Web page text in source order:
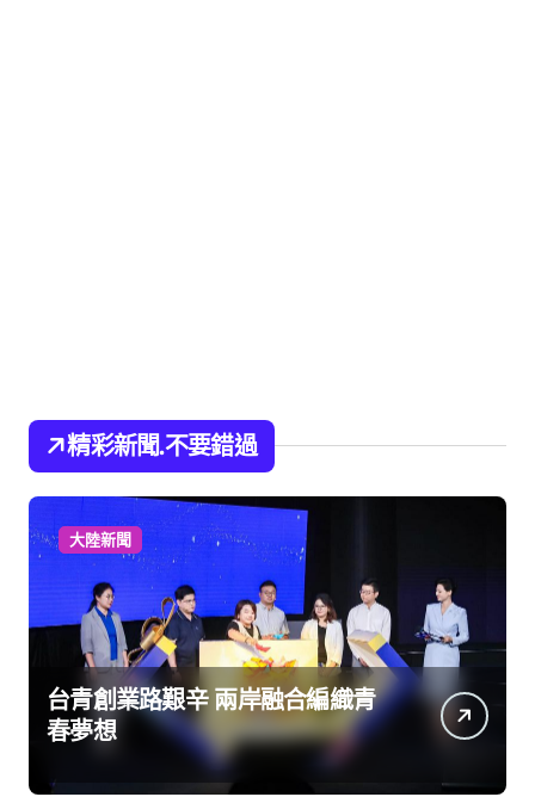
精彩新聞.不要錯過
大陸新聞
台青創業路艱辛 兩岸融合編織青
春夢想